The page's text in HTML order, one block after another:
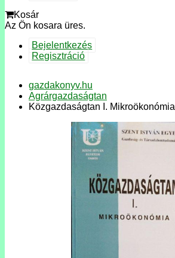
Kosár
Az Ön kosara üres.
Bejelentkezés
Regisztráció
gazdakonyv.hu
Agrárgazdaságtan
Közgazdaságtan I. Mikroökonómia